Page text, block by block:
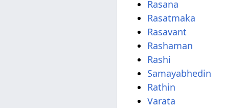
Rasana
Rasatmaka
Rasavant
Rashaman
Rashi
Samayabhedin
Rathin
Varata